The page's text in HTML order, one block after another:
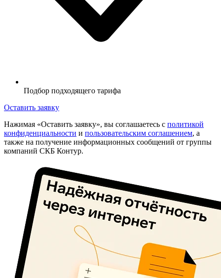
Подбор подходящего тарифа
Оставить заявку
Нажимая «Оставить заявку», вы соглашаетесь с политикой
конфиденциальности и пользовательским соглашением, а
также на получение информационных сообщений от группы
компаний СКБ Контур.